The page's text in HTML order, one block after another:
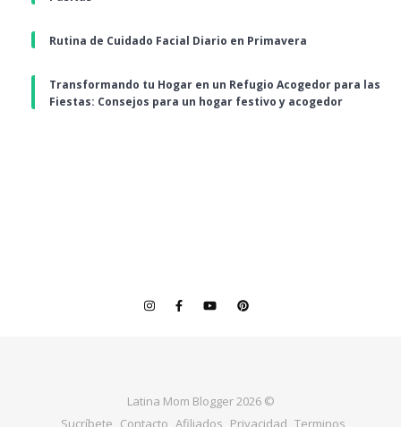
Rutina de Cuidado Facial Diario en Primavera
Transformando tu Hogar en un Refugio Acogedor para las
Fiestas: Consejos para un hogar festivo y acogedor
Latina Mom Blogger 2026 ©
Sucríbete Contacto Afiliados Privacidad Terminos